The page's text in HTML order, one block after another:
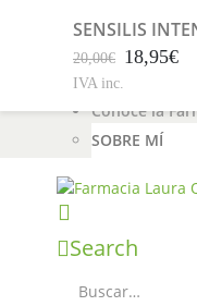
Servicio a
Contacto
Blog
Conoce la
SOBRE MÍ
Search
SENSILIS
20,00€ 18,95€
IVA inc.